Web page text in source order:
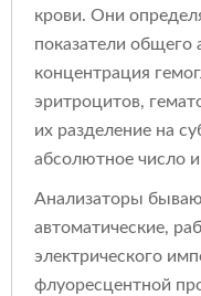
крови. Они
показатели общего
концентрация
эритроцитов,
их разделение на
абсолютное число
Анализаторы
автоматические,
электрического
флуоресцентной